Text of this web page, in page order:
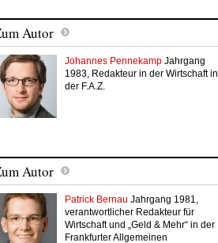
Autor
Johannes Pennekamp Jahrgang
1983, Redakteur in der Wirtschaft in
der F.A.Z.
Autor
Patrick Bernau Jahrgang 1981,
verantwortlicher Redakteur für
Wirtschaft und „Geld & Mehr“ in der
Frankfurter Allgemeinen